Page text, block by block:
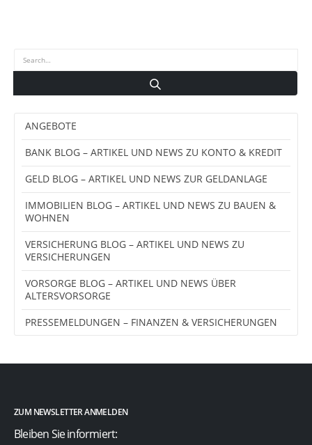
ANGEBOTE
BANK BLOG – ARTIKEL UND NEWS ZU KONTO & KREDIT
GELD BLOG – ARTIKEL UND NEWS ZUR GELDANLAGE
IMMOBILIEN BLOG – ARTIKEL UND NEWS ZU BAUEN &
WOHNEN
VERSICHERUNG BLOG – ARTIKEL UND NEWS ZU
VERSICHERUNGEN
VORSORGE BLOG – ARTIKEL UND NEWS ÜBER
ALTERSVORSORGE
PRESSEMELDUNGEN – FINANZEN & VERSICHERUNGEN
ZUM NEWSLETTER ANMELDEN
Bleiben Sie informiert: